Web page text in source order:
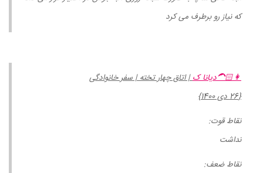
که نیاز رو برطرف می کرد
👩🏻‍🦱دیانا ک| اتاق چهار تخته | سفر خانوادگی
{26 دی 1400}
نقاط قوت:
نداشت
نقاط ضعف: